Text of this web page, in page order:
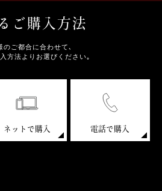
ご購入方法
のご都合に合わせて､
方法よりお選びください｡
ネットで購入 電話で購入